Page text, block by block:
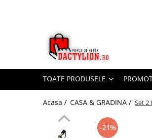
TOATE PRODUSELE
Acasa / CASA & GRADINA / Set 2
-21%